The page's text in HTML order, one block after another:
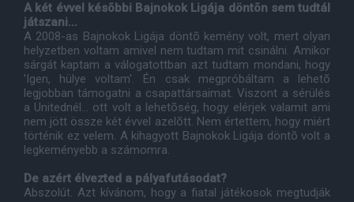
A két évvel késõbbi Bajnokok Ligája döntõn sem tudtál
játszani...
A 2008-as Bajnokok Ligája döntõ kemény volt, mert olyan
helyzetben voltam amivel nem tudtam mit csinálni. Amikor
sárgát kaptam a válogatottban azt tudtam mondani, hogy
'Igen, hülye voltam'. Én csak megpróbáltam a lehetõ
legjobban támogatni a csapattársaimat. Viszont a sérülés
a Unitednél... ott volt a lehetõség, hogy elérjek valamit ami
nem jött össze két évvel azelõtt. Nem értettem, hogy miért
történik ez velem. A kihagyott Bajnokok Ligája döntõ volt a
legkeményebb a számomra.
De azért élvezted a pályafutásodat?
Abszolút. Azt kívánom, hogy a fiatal játékosok megtudják